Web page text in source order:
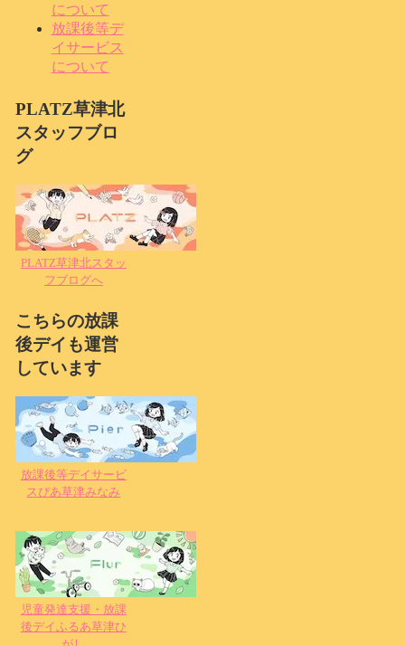
について
放課後等デ
イサービス
について
PLATZ草津北
スタッフブロ
グ
PLATZ草津北スタッ
フブログへ
こちらの放課
後デイも運営
しています
放課後等デイサービ
スぴあ草津みなみ
児童発達支援・放課
後デイふるあ草津ひ